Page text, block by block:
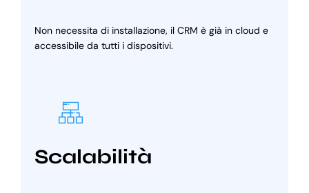
Non necessita di installazione, il CRM è già in cloud e
accessibile da tutti i dispositivi.
Scalabilità